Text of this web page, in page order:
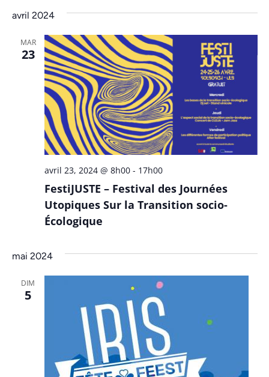
avril 2024
MAR
23
FestiJUSTE – Festival des Journées
Utopiques Sur la Transition socio-
Écologique
avril 23, 2024 @ 8h00- 17h00
mai 2024
DIM
5